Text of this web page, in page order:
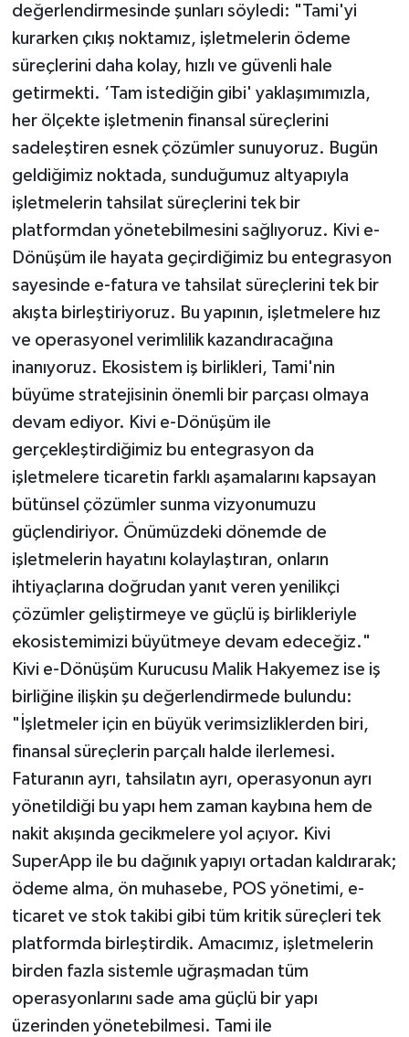
değerlendirmesinde şunları söyledi: "Tami'yi
kurarken çıkış noktamız, işletmelerin ödeme
süreçlerini daha kolay, hızlı ve güvenli hale
getirmekti. ‘Tam istediğin gibi' yaklaşımımızla,
her ölçekte işletmenin finansal süreçlerini
sadeleştiren esnek çözümler sunuyoruz. Bugün
geldiğimiz noktada, sunduğumuz altyapıyla
işletmelerin tahsilat süreçlerini tek bir
platformdan yönetebilmesini sağlıyoruz. Kivi e-
Dönüşüm ile hayata geçirdiğimiz bu entegrasyon
sayesinde e-fatura ve tahsilat süreçlerini tek bir
akışta birleştiriyoruz. Bu yapının, işletmelere hız
ve operasyonel verimlilik kazandıracağına
inanıyoruz. Ekosistem iş birlikleri, Tami'nin
büyüme stratejisinin önemli bir parçası olmaya
devam ediyor. Kivi e-Dönüşüm ile
gerçekleştirdiğimiz bu entegrasyon da
işletmelere ticaretin farklı aşamalarını kapsayan
bütünsel çözümler sunma vizyonumuzu
güçlendiriyor. Önümüzdeki dönemde de
işletmelerin hayatını kolaylaştıran, onların
ihtiyaçlarına doğrudan yanıt veren yenilikçi
çözümler geliştirmeye ve güçlü iş birlikleriyle
ekosistemimizi büyütmeye devam edeceğiz."
Kivi e-Dönüşüm Kurucusu Malik Hakyemez ise iş
birliğine ilişkin şu değerlendirmede bulundu:
"İşletmeler için en büyük verimsizliklerden biri,
finansal süreçlerin parçalı halde ilerlemesi.
Faturanın ayrı, tahsilatın ayrı, operasyonun ayrı
yönetildiği bu yapı hem zaman kaybına hem de
nakit akışında gecikmelere yol açıyor. Kivi
SuperApp ile bu dağınık yapıyı ortadan kaldırarak;
ödeme alma, ön muhasebe, POS yönetimi, e-
ticaret ve stok takibi gibi tüm kritik süreçleri tek
platformda birleştirdik. Amacımız, işletmelerin
birden fazla sistemle uğraşmadan tüm
operasyonlarını sade ama güçlü bir yapı
üzerinden yönetebilmesi. Tami ile